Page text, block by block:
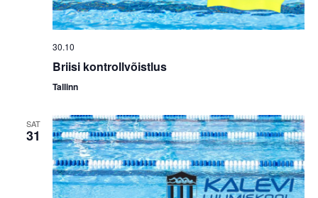
30.10
Briisi kontrollvõistlus
Tallinn
SAT
31